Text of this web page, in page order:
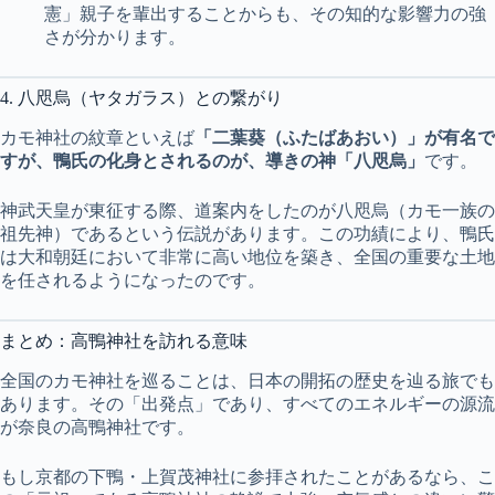
憲」親子を輩出することからも、その知的な影響力の強
さが分かります。
4. 八咫烏（ヤタガラス）との繋がり
カモ神社の紋章といえば 「二葉葵（ふたばあおい）」が有名で
すが、鴨氏の化身とされるのが、導きの神「八咫烏」 です。
神武天皇が東征する際、道案内をしたのが八咫烏（カモ一族の
祖先神）であるという伝説があります。この功績により、鴨氏
は大和朝廷において非常に高い地位を築き、全国の重要な土地
を任されるようになったのです。
まとめ：高鴨神社を訪れる意味
全国のカモ神社を巡ることは、日本の開拓の歴史を辿る旅でも
あります。その「出発点」であり、すべてのエネルギーの源流
が奈良の高鴨神社です。
もし京都の下鴨・上賀茂神社に参拝されたことがあるなら、こ